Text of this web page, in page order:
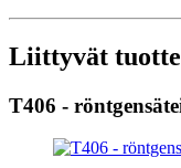
Liittyvät
T406 -